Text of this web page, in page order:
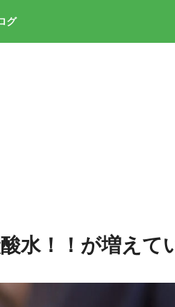
グ
水！！が増えて